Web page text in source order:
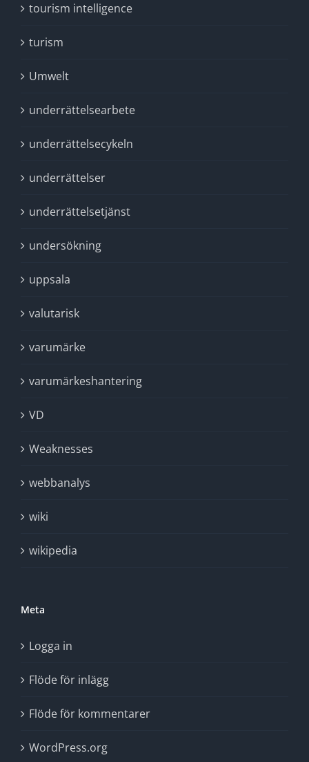
tourism intelligence
turism
Umwelt
underrättelsearbete
underrättelsecykeln
underrättelser
underrättelsetjänst
undersökning
uppsala
valutarisk
varumärke
varumärkeshantering
VD
Weaknesses
webbanalys
wiki
wikipedia
Meta
Logga in
Flöde för inlägg
Flöde för kommentarer
WordPress.org